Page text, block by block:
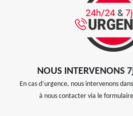
NOUS
En cas d’urgence, nous intervenons
à nous contacter via le